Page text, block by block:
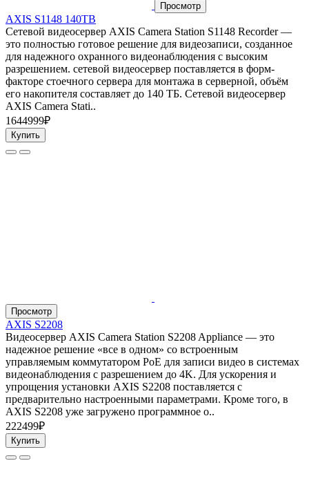
Просмотр
AXIS S1148 140TB
Сетевой видеосервер AXIS Camera Station S1148 Recorder —
это полностью готовое решение для видеозаписи, созданное
для надежного охранного видеонаблюдения с высоким
разрешением. сетевой видеосервер поставляется в форм-
факторе стоечного сервера для монтажа в серверной, объём
его накопителя составляет до 140 ТБ. Сетевой видеосервер
AXIS Camera Stati..
1644999₽
Купить
Просмотр
AXIS S2208
Видеосервер AXIS Camera Station S2208 Appliance — это
надежное решение «все в одном» со встроенным
управляемым коммутатором PoE для записи видео в системах
видеонаблюдения с разрешением до 4K. Для ускорения и
упрощения установки AXIS S2208 поставляется с
предварительно настроенными параметрами. Кроме того, в
AXIS S2208 уже загружено программное о..
222499₽
Купить